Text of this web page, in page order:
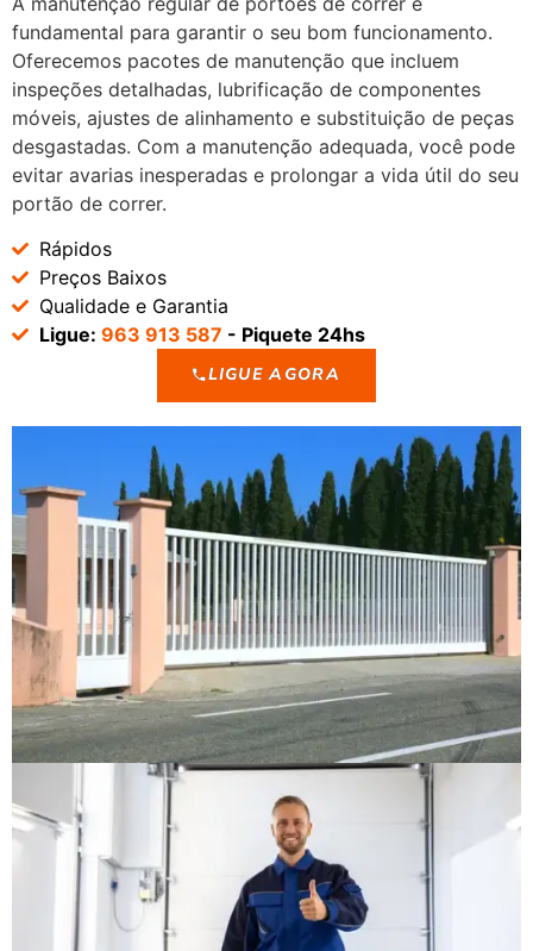
fundamental para garantir o seu bom funcionamento.
Oferecemos pacotes de manutenção que incluem
inspeções detalhadas, lubrificação de componentes
móveis, ajustes de alinhamento e substituição de peças
desgastadas. Com a manutenção adequada, você pode
evitar avarias inesperadas e prolongar a vida útil do seu
portão de correr.
Rápidos
Preços Baixos
Qualidade e Garantia
Ligue: 963 913 587 - Piquete 24hs
LIGUE AGORA